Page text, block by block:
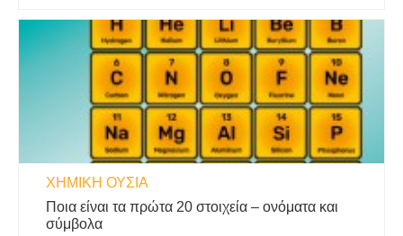
ΧΗΜΙΚΉ ΟΥΣΊΑ
Ποια είναι τα πρώτα 20 στοιχεία – ονόματα και
σύμβολα